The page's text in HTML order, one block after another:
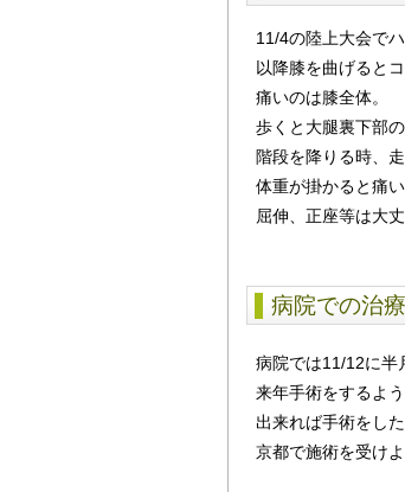
11/4の陸上大会で
以降膝を曲げると
痛いのは膝全体。
歩くと大腿裏下部の
階段を降りる時、
体重が掛かると痛い
屈伸、正座等は大丈
病院での治療
病院では11/12に半
来年手術をするよう
出来れば手術をし
京都で施術を受け